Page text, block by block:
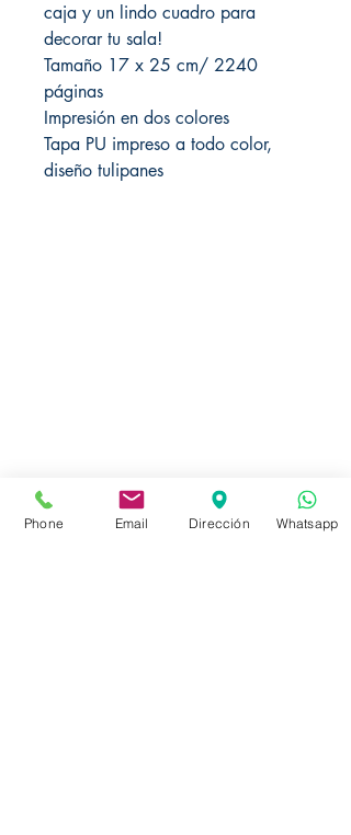
caja y un lindo cuadro para
decorar tu sala!
Tamaño 17 x 25 cm/ 2240
páginas
Impresión en dos colores
Tapa PU impreso a todo color,
diseño tulipanes
(598)24196915
Phone Email Dirección Whatsapp